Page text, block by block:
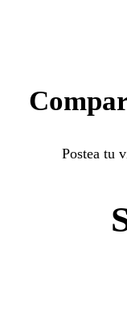
Postea tu